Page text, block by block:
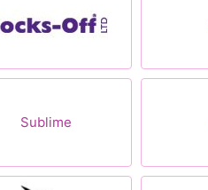
Sublime